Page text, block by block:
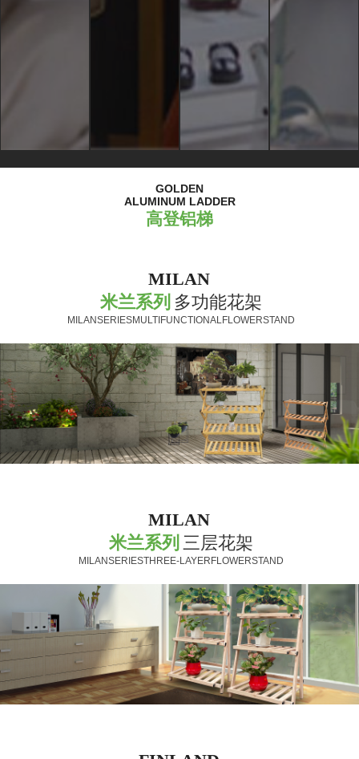
GOLDEN
ALUMINUM LADDER
高登铝梯
MILAN
米兰系列 多功能花架
MILANSERIESMULTIFUNCTIONALFLOWERSTAND
MILAN
米兰系列 三层花架
MILANSERIESTHREE-LAYERFLOWERSTAND